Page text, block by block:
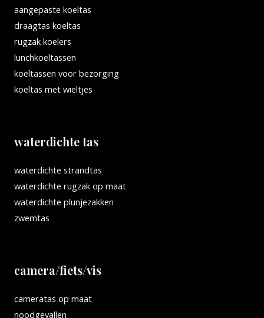
aangepaste koeltas
draagtas koeltas
rugzak koelers
lunchkoeltassen
koeltassen voor bezorging
koeltas met wieltjes
waterdichte tas
waterdichte strandtas
waterdichte rugzak op maat
waterdichte plunjezakken
zwemtas
camera/fiets/vis
cameratas op maat
noodgevallen